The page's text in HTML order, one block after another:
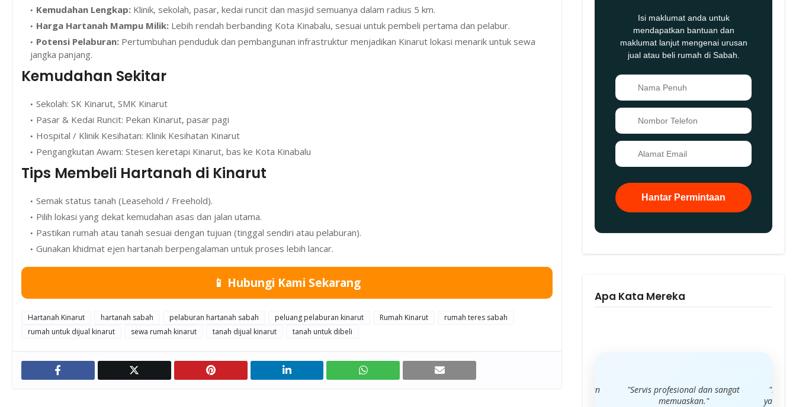
Kemudahan Lengkap: Klinik, sekolah, pasar, kedai runcit dan masjid semuanya dalam radius 5 km.
Harga Hartanah Mampu Milik: Lebih rendah berbanding Kota Kinabalu, sesuai untuk pembeli pertama dan pelabur.
Potensi Pelaburan: Pertumbuhan penduduk dan pembangunan infrastruktur menjadikan Kinarut lokasi menarik untuk sewa
jangka panjang.
Kemudahan Sekitar
Sekolah: SK Kinarut, SMK Kinarut
Pasar & Kedai Runcit: Pekan Kinarut, pasar pagi
Hospital / Klinik Kesihatan: Klinik Kesihatan Kinarut
Pengangkutan Awam: Stesen keretapi Kinarut, bas ke Kota Kinabalu
Tips Membeli Hartanah di Kinarut
Semak status tanah (Leasehold / Freehold).
Pilih lokasi yang dekat kemudahan asas dan jalan utama.
Pastikan rumah atau tanah sesuai dengan tujuan (tinggal sendiri atau pelaburan).
Gunakan khidmat ejen hartanah berpengalaman untuk proses lebih lancar.
📱 Hubungi Kami Sekarang
Hartanah Kinarut hartanah sabah pelaburan hartanah sabah peluang pelaburan kinarut Rumah Kinarut
rumah teres sabah
rumah untuk dijual kinarut
sewa rumah kinarut tanah dijual kinarut tanah untuk dibeli
Isi maklumat anda untuk
mendapatkan bantuan dan
maklumat lanjut mengenai urusan
jual atau beli rumah di Sabah.
Hantar Permintaan
Apa Kata Mereka
"Proses beli rumah sangat lancar dan
"Servis profesional dan sangat
memuaskan."
"Saya
yang